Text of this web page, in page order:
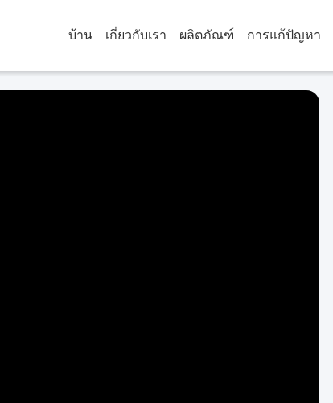
บ้าน เกี่ยวกับเรา ผลิตภัณฑ์ การแก้ปัญหา